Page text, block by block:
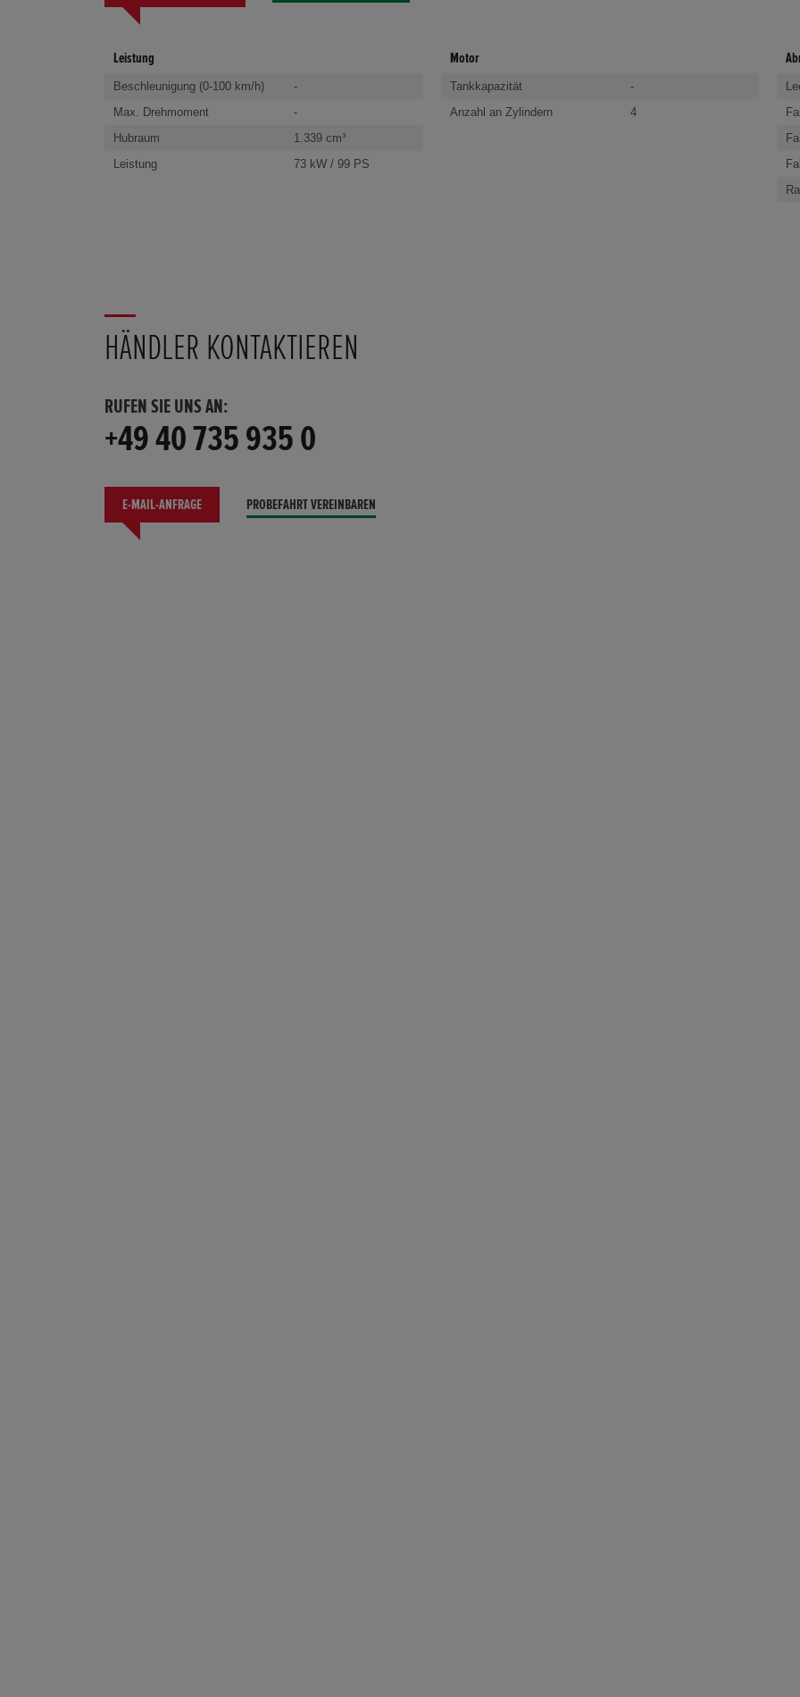
Leistung
Beschleunigung (0-100 km/h)
-
Max. Drehmoment
-
Hubraum
1.339 cm³
Leistung
73 kW / 99 PS
Motor
Tankkapazität
-
Anzahl an Zylindern
4
HÄNDLER KONTAKTIEREN
RUFEN SIE UNS AN:
+49 40 735 935 0
E-MAIL-ANFRAGE PROBEFAHRT VEREINBAREN